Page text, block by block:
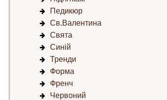
Педикюр
Св.Валентина
Свята
Синій
Тренди
Форма
Френч
Червоний